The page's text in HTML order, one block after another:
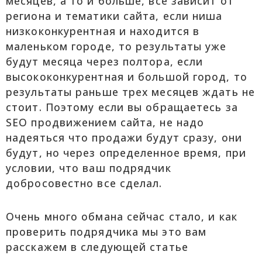
региона и тематики сайта, если ниша
низкоконкурентная и находится в
маленьком городе, то результаты уже
будут месяца через полтора, если
высококонкурентная и большой город, то
результаты раньше трех месяцев ждать не
стоит. Поэтому если вы обращаетесь за
SEO продвижением сайта, не надо
надеяться что продажи будут сразу, они
будут, но через определенное время, при
условии, что ваш подрядчик
добросовестно все сделал.
Очень много обмана сейчас стало, и как
проверить подрядчика мы это вам
расскажем в следующей статье